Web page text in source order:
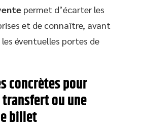
permet d’écarter les
et de connaître, avant
éventuelles portes de
concrètes pour
ou une
billet